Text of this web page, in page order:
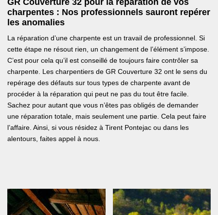
GR Couverture 32 pour la réparation de vos
charpentes : Nos professionnels sauront repérer
les anomalies
La réparation d’une charpente est un travail de professionnel. Si
cette étape ne résout rien, un changement de l’élément s’impose.
C’est pour cela qu’il est conseillé de toujours faire contrôler sa
charpente. Les charpentiers de GR Couverture 32 ont le sens du
repérage des défauts sur tous types de charpente avant de
procéder à la réparation qui peut ne pas du tout être facile.
Sachez pour autant que vous n’êtes pas obligés de demander
une réparation totale, mais seulement une partie. Cela peut faire
l’affaire. Ainsi, si vous résidez à Tirent Pontejac ou dans les
alentours, faites appel à nous.